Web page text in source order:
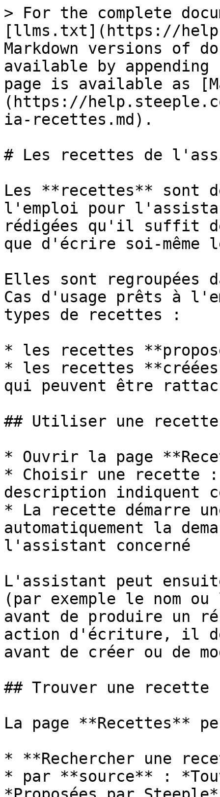
> For the complete
[llms.txt](https://
Markdown versions of
available by
page is available as
(https://
ia-recettes.md).
# Les recettes de
Les **recettes** sont
l'emploi pour
rédigées qu'il suffit
que d'écrire soi-même
Elles sont regroupées
Cas d'usage prêts à
types de recettes :
* les recettes
* les recettes
qui peuvent être
## Utiliser une recette
* Ouvrir la page
* Choisir une recette
description indiquent
* La recette démarre
automatiquement la
l'assistant concerné
L'assistant peut
(par exemple le nom
avant de produire un
action d'écriture, il
avant de créer ou de
## Trouver une recette
La page
* **Rechercher une
* par **source** :